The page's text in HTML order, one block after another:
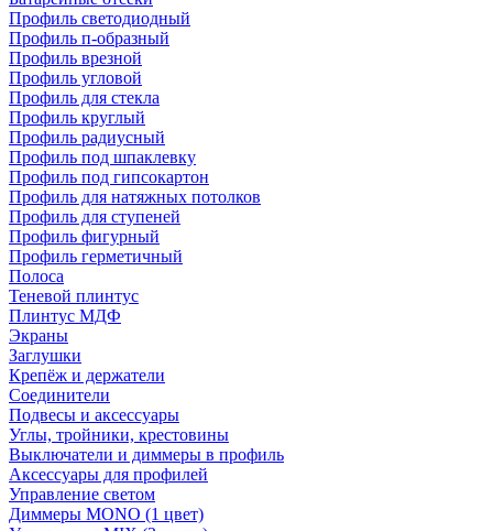
Профиль светодиодный
Профиль п-образный
Профиль врезной
Профиль угловой
Профиль для стекла
Профиль круглый
Профиль радиусный
Профиль под шпаклевку
Профиль под гипсокартон
Профиль для натяжных потолков
Профиль для ступеней
Профиль фигурный
Профиль герметичный
Полоса
Теневой плинтус
Плинтус МДФ
Экраны
Заглушки
Крепёж и держатели
Соединители
Подвесы и аксессуары
Углы, тройники, крестовины
Выключатели и диммеры в профиль
Аксессуары для профилей
Управление светом
Диммеры MONO (1 цвет)